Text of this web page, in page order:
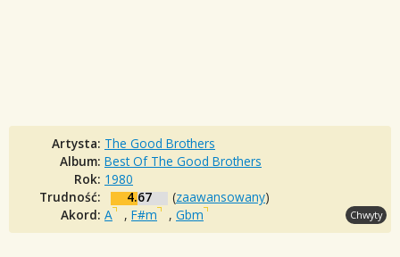
Artysta: The Good Brothers
Album: Best Of The Good Brothers
Rok: 1980
Trudność:
4.67 (zaawansowany)
Akord: A , F#m , Gbm Chwyty